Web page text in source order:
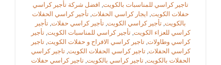
تاجير كراسي للمناسبات بالكويت
افضل شركة تأجير كراسي
حفلات الكويت
ايجار كراسي الحفلات تأجير كراسي الحفلات
بالكويت تأجير كراسي الكويت تأجير كراسي حفلات تأجير
كراسي للعزاء الكويت ,تأجير كراسي للمناسبات الكويت ,تأجير
كراسي وطاولات ,تاجير كراسي الافراح و حفلات الكويت ,تاجير
كراسي الحفلات ,تاجير كراسي الحفلات الكويت ,تاجير كراسي
الحفلات بالكويت ,تاجير كراسي بالكويت ,تاجير كراسي حفلات